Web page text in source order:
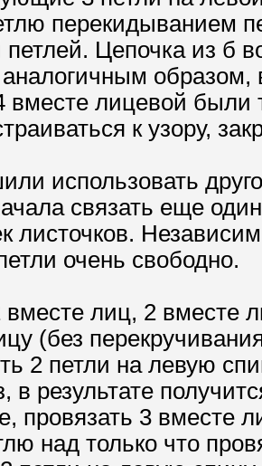
перекидыванием
петлей. Цепочка из б
образом,
вместе лицевой были
к узору,
использовать
связать еще
листочков.
очень свободно.
вместе лиц, 2 вместе
(без
2 петли на левую
в результате
провязать 3 вместе
над только что